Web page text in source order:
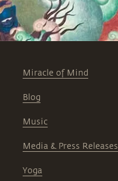
Miracle of Mind
Blog
Music
Media & Press Releases
Yoga